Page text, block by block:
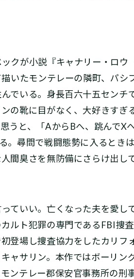
クが小説『キャナリー・ロウ
いたモンテレーの隣町、パシ
でいる。身長百六十五センチ
の靴に目がなく、大好きすぎ
うと、「AからBへ、跳んで
。尋問で戦闘態勢に入るとき
間臭さを無防備にさらけ出し
ていい。亡くなった夫を愛し
ルト犯罪の専門であるFBI捜
登場し捜査協力をしたカリフ
ャサリン。本作ではボーリン
ンテレー郡保安官事務所の刑